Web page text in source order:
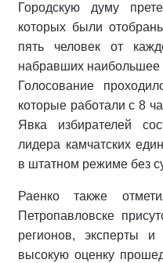
Городскую думу
которых были
пять человек от
набравших наибольшее
Голосование
которые работали с 8
Явка избирателей
лидера камчатских
в штатном режиме без
Раенко также
Петропавловске
регионов, эксперты
высокую оценку